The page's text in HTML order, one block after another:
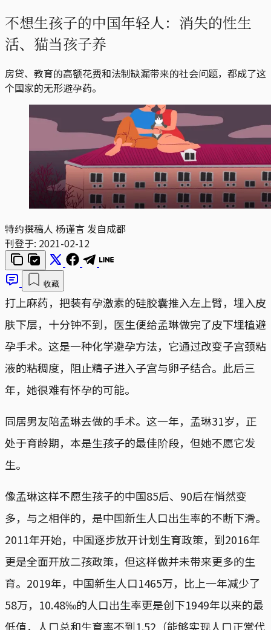
不想生孩子的中国年轻人：消失的性生
活、猫当孩子养
房贷、教育的高额花费和法制缺漏带来的社会问题，都成了这
个国家的无形避孕药。
特约撰稿人 杨谨言 发自成都
刊登于: 2021-02-12
收藏
打上麻药，把装有孕激素的硅胶囊推入左上臂，埋入皮
肤下层，十分钟不到，医生便给孟琳做完了皮下埋植避
孕手术。这是一种化学避孕方法，它通过改变子宫颈粘
液的粘稠度，阻止精子进入子宫与卵子结合。此后三
年，她很难有怀孕的可能。
同居男友陪孟琳去做的手术。这一年，孟琳31岁，正
处于育龄期，本是生孩子的最佳阶段，但她不愿它发
生。
像孟琳这样不愿生孩子的中国85后、90后在悄然变
多，与之相伴的，是中国新生人口出生率的不断下滑。
2011年开始，中国逐步放开计划生育政策，到2016年
更是全面开放二孩政策，但这样做并未带来更多的生
育。2019年，中国新生人口1465万，比上一年减少了
58万，10.48‰的人口出生率更是创下1949年以来的最
低值，人口总和生育率不到1.52（能够实现人口正常代